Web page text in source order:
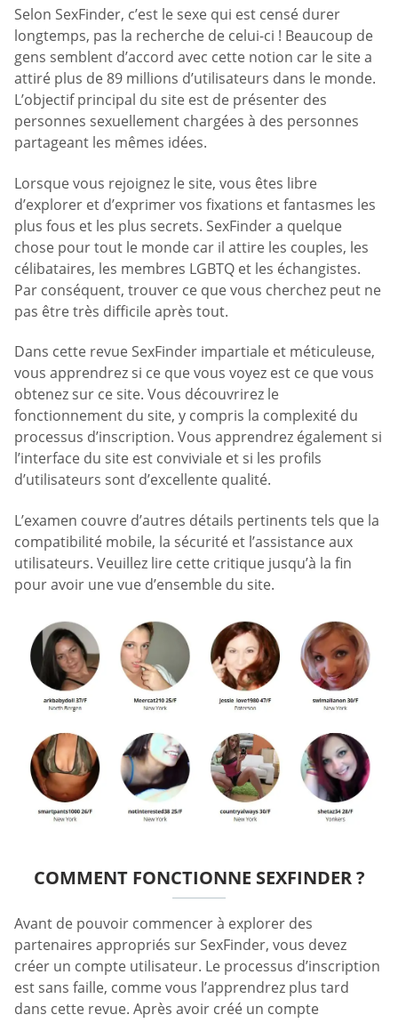
Selon SexFinder, c’est le sexe qui est censé durer
longtemps, pas la recherche de celui-ci ! Beaucoup de
gens semblent d’accord avec cette notion car le site a
attiré plus de 89 millions d’utilisateurs dans le monde.
L’objectif principal du site est de présenter des
personnes sexuellement chargées à des personnes
partageant les mêmes idées.
Lorsque vous rejoignez le site, vous êtes libre
d’explorer et d’exprimer vos fixations et fantasmes les
plus fous et les plus secrets. SexFinder a quelque
chose pour tout le monde car il attire les couples, les
célibataires, les membres LGBTQ et les échangistes.
Par conséquent, trouver ce que vous cherchez peut ne
pas être très difficile après tout.
Dans cette revue SexFinder impartiale et méticuleuse,
vous apprendrez si ce que vous voyez est ce que vous
obtenez sur ce site. Vous découvrirez le
fonctionnement du site, y compris la complexité du
processus d’inscription. Vous apprendrez également si
l’interface du site est conviviale et si les profils
d’utilisateurs sont d’excellente qualité.
L’examen couvre d’autres détails pertinents tels que la
compatibilité mobile, la sécurité et l’assistance aux
utilisateurs. Veuillez lire cette critique jusqu’à la fin
pour avoir une vue d’ensemble du site.
COMMENT FONCTIONNE SEXFINDER ?
Avant de pouvoir commencer à explorer des
partenaires appropriés sur SexFinder, vous devez
créer un compte utilisateur. Le processus d’inscription
est sans faille, comme vous l’apprendrez plus tard
dans cette revue. Après avoir créé un compte